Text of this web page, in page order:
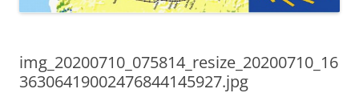
img_20200710_075814_resize_20200710_16
36306419002476844145927.jpg